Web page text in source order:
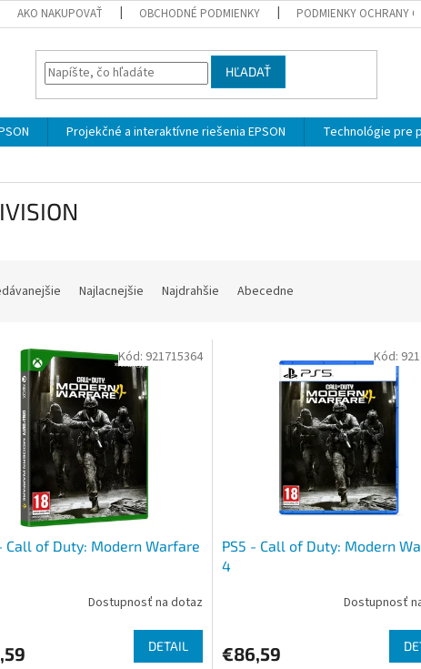
AKO NAKUPOVAŤ OBCHODNÉ PODMIENKY PODMIENKY OCHRANY
HĽADAŤ
Projekčné a interaktívne riešenia EPSON Technológie pre
Najlacnejšie Najdrahšie Abecedne
Call of Duty: Modern Warfare
Dostupnosť na dotaz
DETAIL
Kód: 921715364
PS5 - Call of Duty: Modern
4
Dostupnosť
€86,59
Kód: